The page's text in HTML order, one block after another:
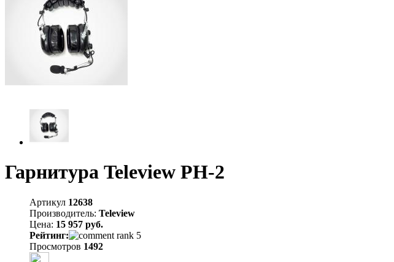
Гарнитура Teleview PH-2
Артикул 12638
Производитель: Teleview
Цена: 15 957 руб.
Рейтинг:
Просмотров 1492